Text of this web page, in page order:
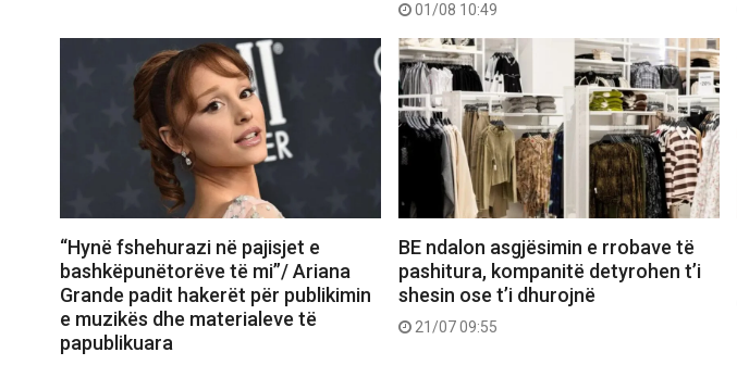
01/08 10:49
“Hynë fshehurazi në pajisjet e
bashkëpunëtorëve të mi”/ Ariana
Grande padit hakerët për publikimin
e muzikës dhe materialeve të
papublikuara
BE ndalon asgjësimin e rrobave të
pashitura, kompanitë detyrohen t’i
shesin ose t’i dhurojnë
21/07 09:55